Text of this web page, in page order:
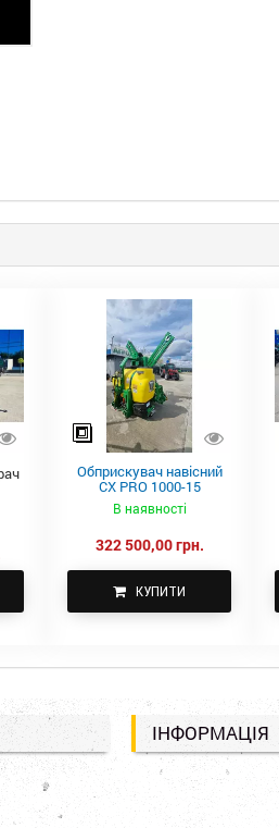
Обприскувач навісний
CX PRO 1000-15
В наявності
322 500,00 грн.
КУПИТИ
ІНФОРМАЦІЯ